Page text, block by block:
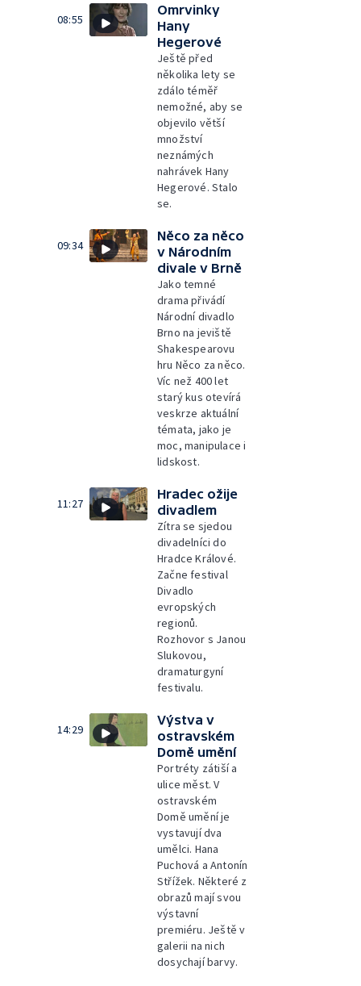
08:55
Omrvinky
Hany
Hegerové
Ještě před
několika lety se
zdálo téměř
nemožné, aby se
objevilo větší
množství
neznámých
nahrávek Hany
Hegerové. Stalo
se.
09:34
Něco za něco
v Národním
divale v Brně
Jako temné
drama přivádí
Národní divadlo
Brno na jeviště
Shakespearovu
hru Něco za něco.
Víc než 400 let
starý kus otevírá
veskrze aktuální
témata, jako je
moc, manipulace i
lidskost.
11:27
Hradec ožije
divadlem
Zítra se sjedou
divadelníci do
Hradce Králové.
Začne festival
Divadlo
evropských
regionů.
Rozhovor s Janou
Slukovou,
dramaturgyní
festivalu.
14:29
Výstva v
ostravském
Domě umění
Portréty zátiší a
ulice měst. V
ostravském
Domě umění je
vystavují dva
umělci. Hana
Puchová a Antonín
Střížek. Některé z
obrazů mají svou
výstavní
premiéru. Ještě v
galerii na nich
dosychají barvy.